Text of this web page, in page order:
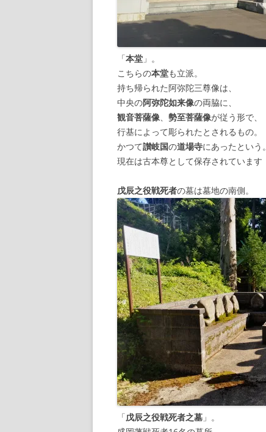
「本堂 」。
こちらの本堂も立派。
持ち帰られた阿弥陀三尊像は、
中央の阿弥陀如来像の両脇に、
観音菩薩像、 勢至菩薩像が従う形で、
行基によって彫られたとされるもの。
かつて讃岐国の道場寺にあったという。
現在は古本尊として保存されています
戊辰之役戦死者の墓は墓地の南側。
「戊辰之役戦死者之墓 」。